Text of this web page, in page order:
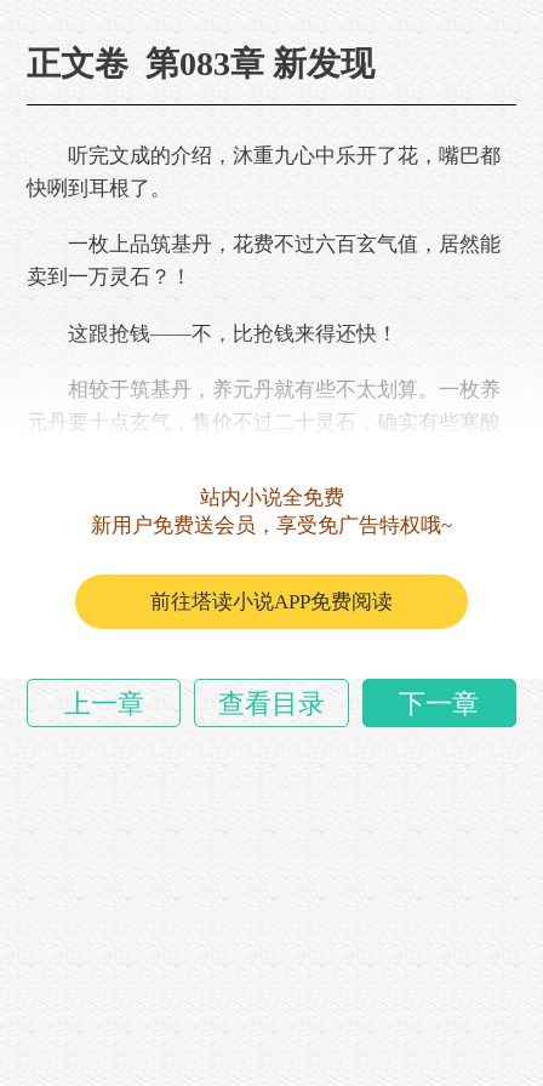
正文卷 第083章 新发现
听完文成的介绍，沐重九心中乐开了花，嘴巴都
快咧到耳根了。
一枚上品筑基丹，花费不过六百玄气值，居然能
卖到一万灵石？！
这跟抢钱——不，比抢钱来得还快！
相较于筑基丹，养元丹就有些不太划算。一枚养
元丹要十点玄气，售价不过二十灵石，确实有些寒酸
不过，筑基丹这东西却不宜多卖，匹夫无罪，怀
“沐老弟，……
站内小说全免费
新用户免费送会员，享受免广告特权哦~
前往塔读小说APP免费阅读
上一章 查看目录 下一章